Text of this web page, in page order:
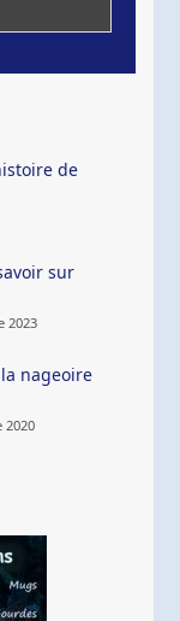
de
sur
2023
nageoire
2020